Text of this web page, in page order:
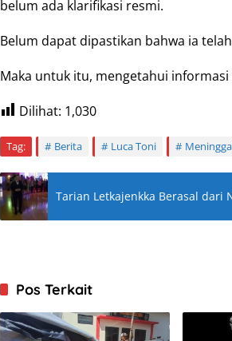
belum ada klarifikasi resmi.
Belum dapat dipastikan bahwa ia
Maka untuk itu, mengetahui
Dilihat: 1,030
Tag: Berita Luca Toni
Tarian Letkajenkka Berasal dari
Pos Terkait